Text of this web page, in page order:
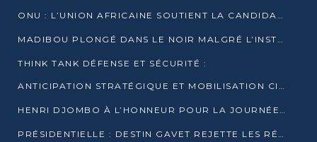
ONU : L’UNION AFRICAINE SOUTIENT LA CANDIDATURE DE MACKY SALL
MADIBOU PLONGÉ DANS LE NOIR MALGRÉ L’INSTALLATION D’UN NOUVEAU TRANSFORMATEUR
THINK TANK DÉFENSE ET SÉCURITÉ :
ANTICIPATION STRATÉGIQUE ET MOBILISATION CITOYENNE POUR NOTRE SOUVERAINETÉ NATIONALE
HENRI DJOMBO À L’HONNEUR POUR LA JOURNÉE MONDIALE DU THÉÂTRE
PRÉSIDENTIELLE : DESTIN GAVET REJETTE LES RÉSULTATS ET APPELLE À UN DIALOGUE NATIONAL